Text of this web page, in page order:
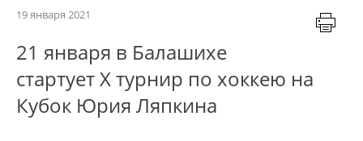
19 января 2021
21 января в Балашихе
стартует X турнир по хоккею на
Кубок Юрия Ляпкина